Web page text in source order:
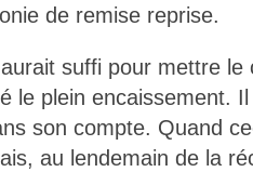
de remise reprise.
suffi pour mettre le
le plein encaissement. Il
son compte. Quand
au lendemain de la